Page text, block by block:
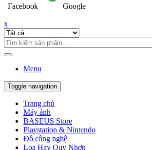
Facebook Google
x
Menu
Toggle navigation
Trang chủ
Máy ảnh
BASEUS Store
Playstation & Nintendo
Đồ công nghệ
Loa Hay Quy Nhơn